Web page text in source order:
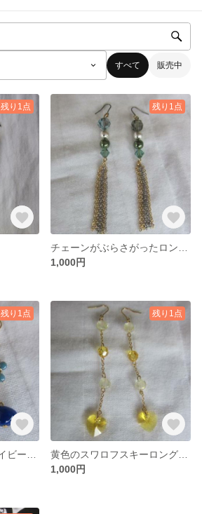
すべて 販売中
残り1点 残り1点
1,000円
残り1点 残り1点
1,000円